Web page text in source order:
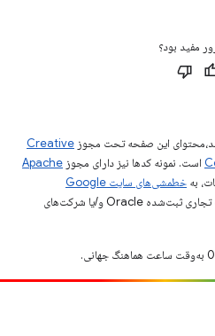
مفید بود؟
این صفحه تحت مجوز Creative
است. نمونه کدها نیز دارای مجوز Apache
به
خطمشی‌های سایت Google
مراجعه کنید. جاوا علامت تجاری ثبت‌شده Oracle و/یا شرکت‌های